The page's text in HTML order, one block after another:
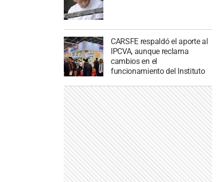
CARSFE respaldó el aporte al
IPCVA, aunque reclama
cambios en el
funcionamiento del Instituto